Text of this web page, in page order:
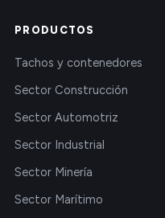
PRODUCTOS
Tachos y contenedores
Sector Construcción
Sector Automotriz
Sector Industrial
Sector Minería
Sector Marítimo